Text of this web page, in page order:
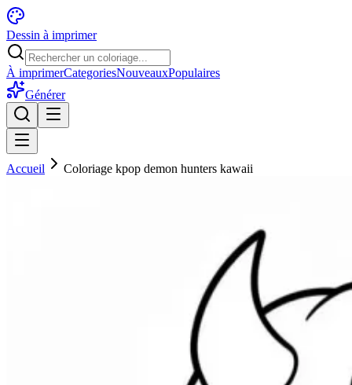
Dessin à imprimer
À imprimerCategoriesNouveauxPopulaires
Générer
Accueil Coloriage kpop demon hunters kawaii